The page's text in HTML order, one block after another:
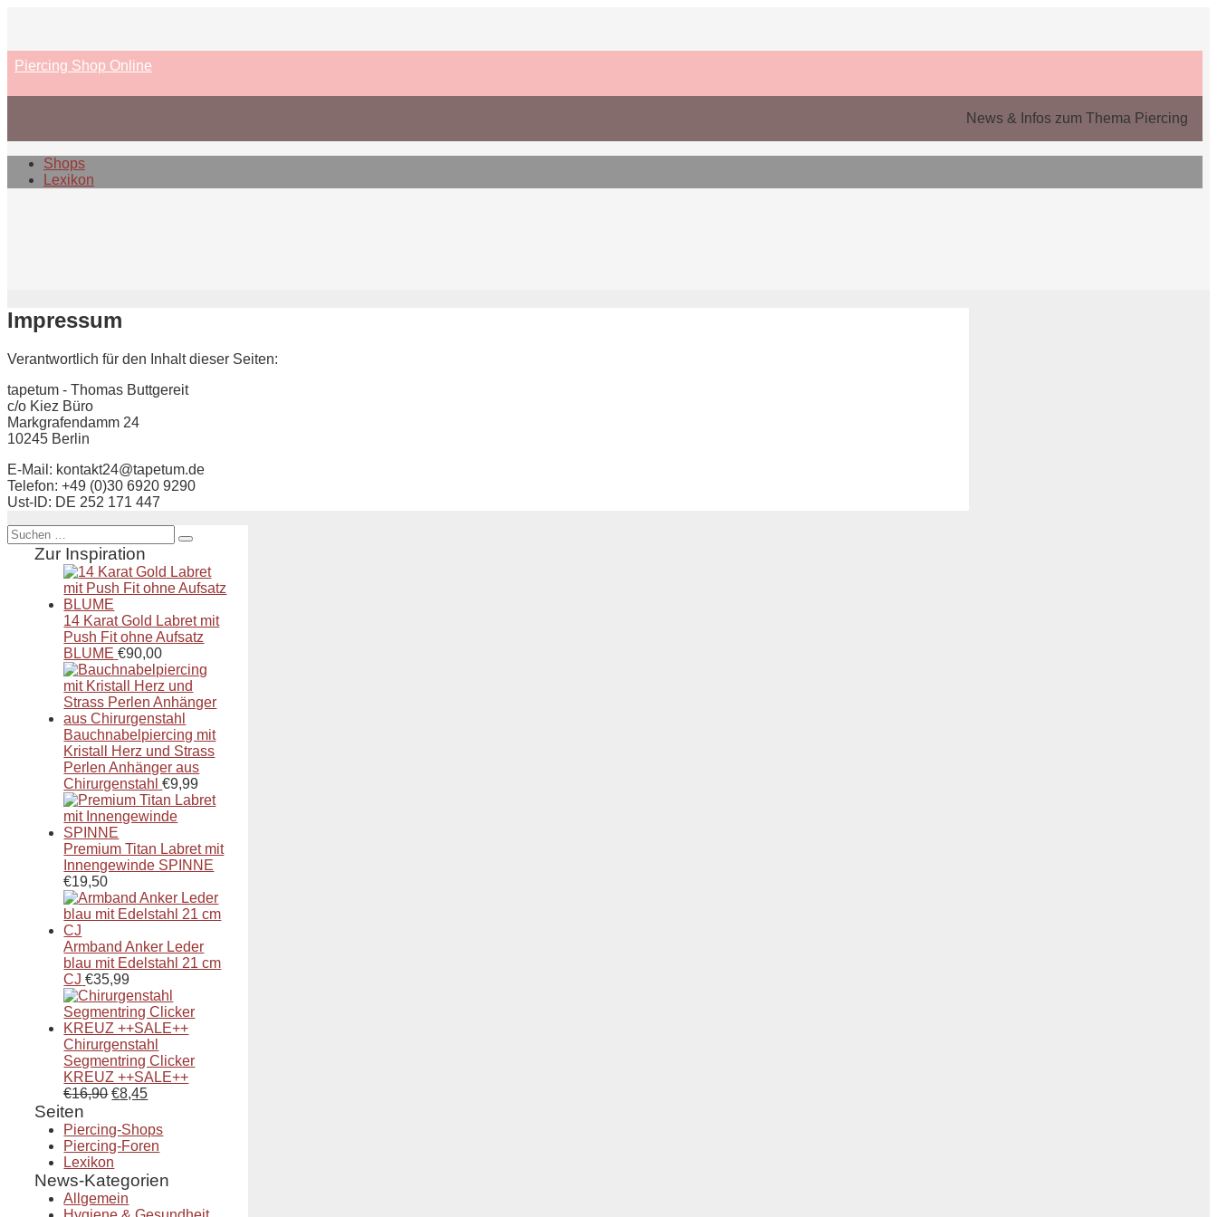
Piercing Shop Online
News & Infos zum Thema Piercing
Shops
Lexikon
Impressum
Verantwortlich für den Inhalt dieser Seiten:
tapetum - Thomas Buttgereit
c/o Kiez Büro
Markgrafendamm 24
10245 Berlin
E-Mail: kontakt24@tapetum.de
Telefon: +49 (0)30 6920 9290
Ust-ID: DE 252 171 447
Suche
nach:Zur Inspiration
14 Karat Gold Labret mit
Push Fit ohne Aufsatz
BLUME €90,00
Bauchnabelpiercing mit
Kristall Herz und Strass
Perlen Anhänger aus
Chirurgenstahl €9,99
Premium Titan Labret mit
Innengewinde SPINNE
€19,50
Armband Anker Leder
blau mit Edelstahl 21 cm
CJ €35,99
Chirurgenstahl
Segmentring Clicker
KREUZ ++SALE++
€16,90 €8,45
Seiten
Piercing-Shops
Piercing-Foren
Lexikon
News-Kategorien
Allgemein